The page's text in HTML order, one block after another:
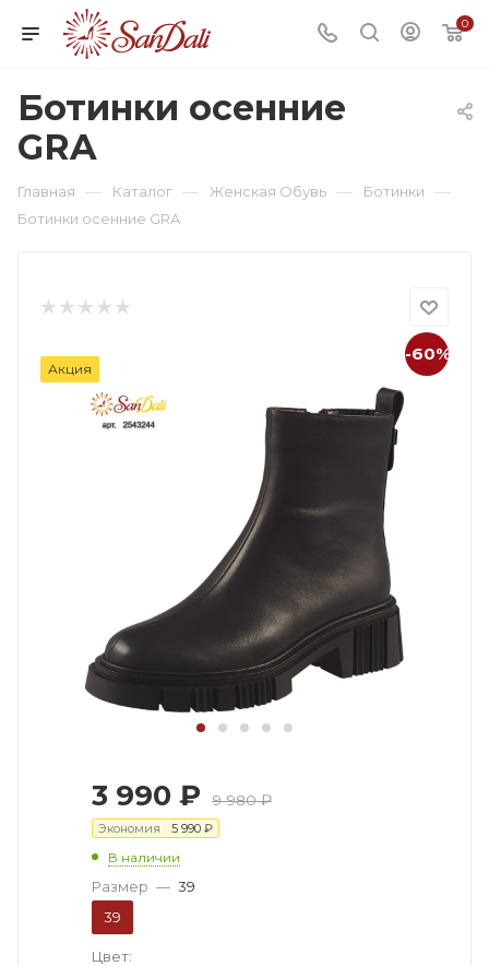
0
Ботинки осенние
GRA
Главная — Каталог — Женская Обувь — Ботинки —
Ботинки осенние GRA
-60%
Акция
3 990 ₽ 9 980₽
Экономия 5 990 ₽
В наличии
Размер — 39
39
Цвет: